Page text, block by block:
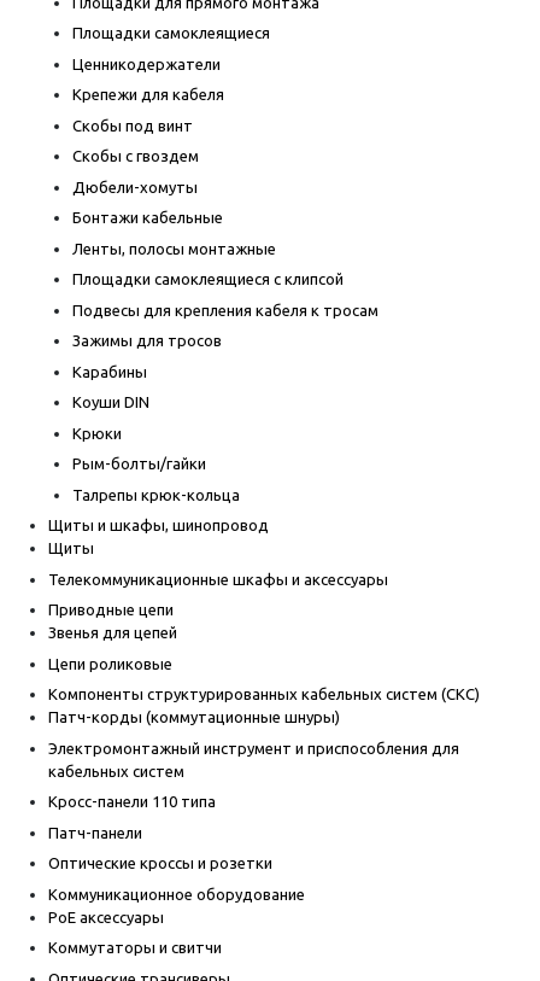
Площадки самоклеящиеся
Ценникодержатели
Крепежи для кабеля
Скобы под винт
Скобы с гвоздем
Дюбели-хомуты
Бонтажи кабельные
Ленты, полосы монтажные
Площадки самоклеящиеся с клипсой
Подвесы для крепления кабеля к тросам
Зажимы для тросов
Карабины
Коуши DIN
Крюки
Рым-болты/гайки
Талрепы крюк-кольца
Щиты и шкафы, шинопровод
Щиты
Телекоммуникационные шкафы и аксессуары
Приводные цепи
Звенья для цепей
Цепи роликовые
Компоненты структурированных кабельных систем (СКС)
Патч-корды (коммутационные шнуры)
Электромонтажный инструмент и приспособления для
кабельных систем
Кросс-панели 110 типа
Патч-панели
Оптические кроссы и розетки
Коммуникационное оборудование
PoE аксессуары
Коммутаторы и свитчи